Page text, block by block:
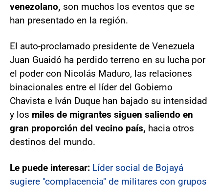
venezolano, son muchos los eventos que se
han presentado en la región.
El auto-proclamado presidente de Venezuela
Juan Guaidó ha perdido terreno en su lucha por
el poder con Nicolás Maduro, las relaciones
binacionales entre el líder del Gobierno
Chavista e Iván Duque han bajado su intensidad
y los miles de migrantes siguen saliendo en
gran proporción del vecino país, hacia otros
destinos del mundo.
Le puede interesar: Líder social de Bojayá
sugiere "complacencia" de militares con grupos